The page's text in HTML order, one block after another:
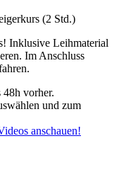
(2 Std.)
Inklusive Leihmaterial
Im Anschluss
vorher.
und zum
anschauen!